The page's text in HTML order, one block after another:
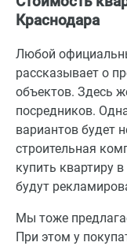
Краснодара
Любой
рассказывает о
объектов. Здесь
посредников.
вариантов будет
строительная
купить квартиру
будут
Мы тоже
При этом у